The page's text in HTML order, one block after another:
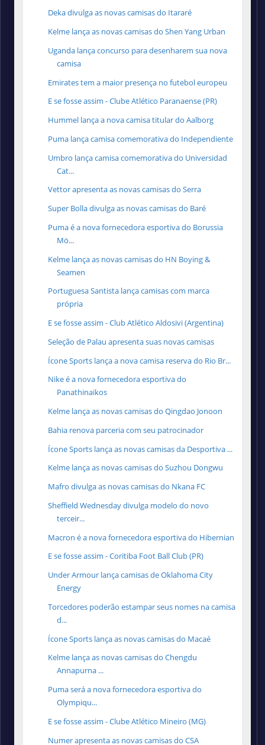
Deka divulga as novas camisas do Itararé
Kelme lança as novas camisas do Shen Yang Urban
Uganda lança concurso para desenharem sua nova
camisa
Emirates tem a maior presença no futebol europeu
E se fosse assim - Clube Atlético Paranaense (PR)
Hummel lança a nova camisa titular do Aalborg
Puma lança camisa comemorativa do Independiente
Umbro lança camisa comemorativa do Universidad
Cat...
Vettor apresenta as novas camisas do Serra
Super Bolla divulga as novas camisas do Baré
Puma é a nova fornecedora esportiva do Borussia
Mö...
Kelme lança as novas camisas do HN Boying &
Seamen
Portuguesa Santista lança camisas com marca
própria
E se fosse assim - Club Atlético Aldosivi (Argentina)
Seleção de Palau apresenta suas novas camisas
Ícone Sports lança a nova camisa reserva do Rio Br...
Nike é a nova fornecedora esportiva do
Panathinaikos
Kelme lança as novas camisas do Qingdao Jonoon
Bahia renova parceria com seu patrocinador
Ícone Sports lança as novas camisas da Desportiva ...
Kelme lança as novas camisas do Suzhou Dongwu
Mafro divulga as novas camisas do Nkana FC
Sheffield Wednesday divulga modelo do novo
terceir...
Macron é a nova fornecedora esportiva do Hibernian
E se fosse assim - Coritiba Foot Ball Club (PR)
Under Armour lança camisas de Oklahoma City
Energy
Torcedores poderão estampar seus nomes na camisa
d...
Ícone Sports lança as novas camisas do Macaé
Kelme lança as novas camisas do Chengdu
Annapurna ...
Puma será a nova fornecedora esportiva do
Olympiqu...
E se fosse assim - Clube Atlético Mineiro (MG)
Numer apresenta as novas camisas do CSA